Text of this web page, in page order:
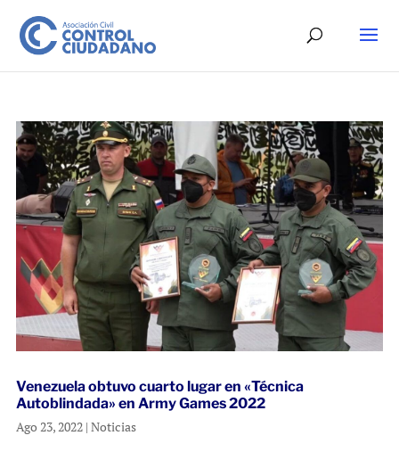
Venezuela obtuvo cuarto lugar en «Técnica
Autoblindada» en Army Games 2022
Ago 23, 2022| Noticias